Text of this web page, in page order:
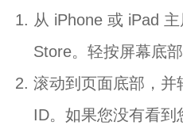
从 iPhone 或 iPad
Store。轻按屏幕底部
滚动到页面底部，并
ID。如果您没有看到